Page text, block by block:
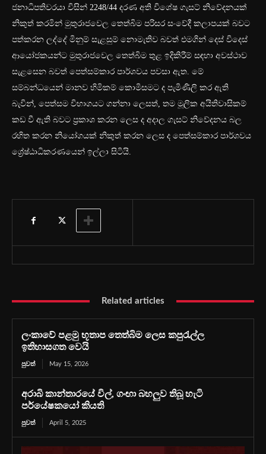
ජනාධිපතිවරයා විසින් 2248/44 දරණ අති විශේෂ ගැසට් නිවේදනයක්
නිකුත් කරමින් ‍මුතුරාජවෙල තෙත්බිම පරිසර සංවේදී කලාපයක් බවට
පත්කරන ලද්දේ මිනුම් සැළසුම් නොමැතිව බවත් එමගින් දෙස් විදෙස්
ආයෝජකයන්ට මුතුරාජවෙල තෙත්බිම තුළ ඉදිකිරීම් සඳහා අවස්ථාව
සැළසෙන බවත් පෙත්සම්කාර පාර්ශවය පවසා ඇත. මේ
සම්බන්ධයෙන් මානව හිමිකම් කොමිසමට ද පැමිණිලි කර ඇති
බැවින්, පෙත්සම විභාගයට ගන්නා ලෙසත්, තම මූලික අයිතිවාසිකම්
කඩ වී ඇති බවට ප්‍රකාශ කරන ලෙස ද අදාල ගැසට් නිවේදනය බල
රහිත කරන නියෝගයක් නිකුත් කරන ලෙස ද පෙත්සම්කාර පාර්ශවය
ශ්‍රේෂ්ඨාධිකරණයෙන් ඉල්ලා සිටියි.
Related articles
ලංකාවේ පළමු භූතාප තෙත්බිම ලෙස කපුරැල්ල
ඉතිහාසගත වෙයි
පුවත් May 15, 2026
අරාබි කාන්තාරයේ විල්, ගංඟා බහලුව තිබූ හැටි
පර්යේෂකයෝ කියති
පුවත් April 5, 2025